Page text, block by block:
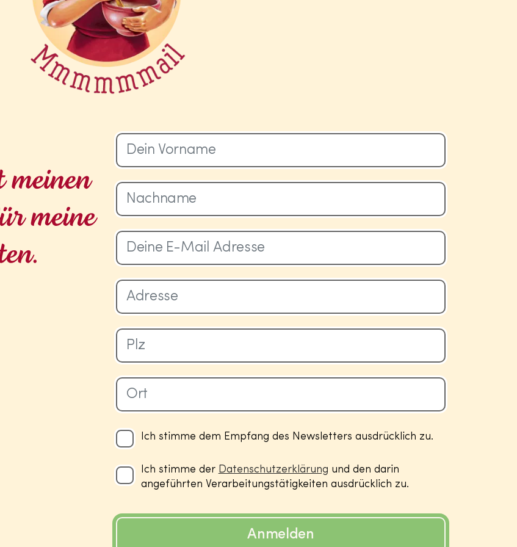
Ich stimme dem Empfang des Newsletters ausdrücklich zu.
Ich stimme der Datenschutzerklärung und den darin
angeführten Verarbeitungstätigkeiten ausdrücklich zu.
Anmelden